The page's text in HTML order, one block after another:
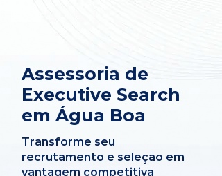
Assessoria de
Executive Search
em Água Boa
Transforme seu
recrutamento e seleção em
vantagem competitiva